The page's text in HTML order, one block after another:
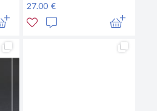
27.00 €